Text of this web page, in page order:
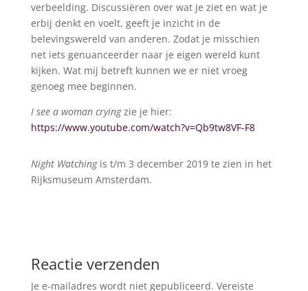
verbeelding. Discussiëren over wat je ziet en wat je
erbij denkt en voelt, geeft je inzicht in de
belevingswereld van anderen. Zodat je misschien
net iets genuanceerder naar je eigen wereld kunt
kijken. Wat mij betreft kunnen we er niet vroeg
genoeg mee beginnen.
I see a woman cryingzie je hier:
https://www.youtube.com/watch?v=Qb9tw8VF-F8
Night Watching is t/m 3 december 2019 te zien in het
Rijksmuseum Amsterdam.
Reactie verzenden
Je e-mailadres wordt niet gepubliceerd. Vereiste